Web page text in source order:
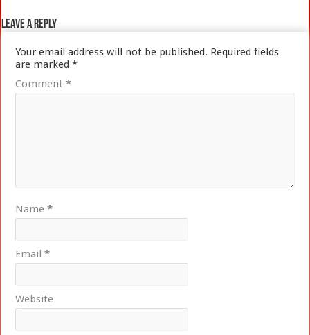
Leave a Reply
Your email address will not be published. Required fields
are marked*
Comment*
Name*
Email*
Website